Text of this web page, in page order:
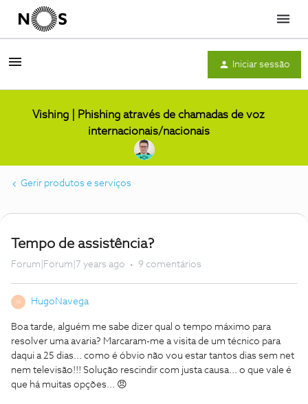
Menu
Iniciar sessão
Vishing | Phishing através de chamadas de voz
internacionais/nacionais
Gerir produtos e serviços
Tempo de assistência?
Forum|Forum|7 years ago 9 comentários
HugoNavega
Boa tarde, alguém me sabe dizer qual o tempo máximo para
resolver uma avaria? Marcaram-me a visita de um técnico para
daqui a 25 dias... como é óbvio não vou estar tantos dias sem net
nem televisão!!! Solução rescindir com justa causa... o que vale é
que há muitas opções... 😠